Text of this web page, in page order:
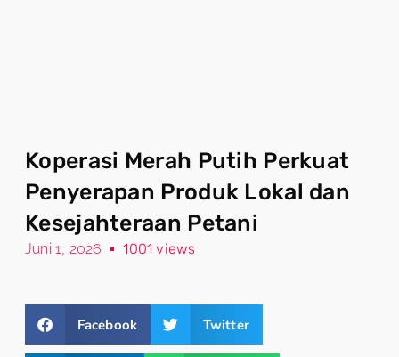
Koperasi Merah Putih Perkuat
Penyerapan Produk Lokal dan
Kesejahteraan Petani
Juni 1, 2026 1001 views
Facebook Twitter